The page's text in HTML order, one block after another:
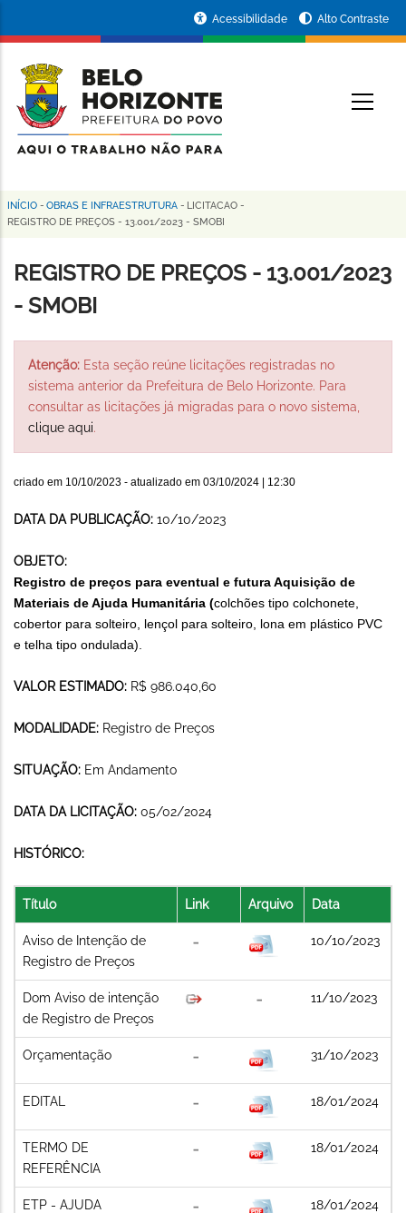
conteúdo
principal
da
Prefeitura
de
Horizonte
Acessibilidade Alto Contraste
Trilha
navegação
INÍCIO - OBRAS E INFRAESTRUTURA - LICITACAO -
REGISTRO DE PREÇOS - 13.001/2023 - SMOBI
REGISTRO DE PREÇOS - 13.001/2023
- SMOBI
Atenção: Esta seção reúne licitações registradas no
sistema anterior da Prefeitura de Belo Horizonte. Para
consultar as licitações já migradas para o novo sistema,
clique aqui.
criado em 10/10/2023 - atualizado em 03/10/2024 | 12:30
DATA DA PUBLICAÇÃO: 10/10/2023
OBJETO:
Registro de preços para eventual e futura Aquisição de
Materiais de Ajuda Humanitária (colchões tipo colchonete,
cobertor para solteiro, lençol para solteiro, lona em plástico PVC
e telha tipo ondulada)
VALOR ESTIMADO: R$ 986.040,60
MODALIDADE: Registro de Preços
SITUAÇÃO: Em Andamento
DATA DA LICITAÇÃO: 05/02/2024
HISTÓRICO:
Título Link Arquivo Data
Aviso de Intenção de
Registro de Preços
10/10/2023
Dom Aviso de intenção
de Registro de Preços
11/10/2023
Orçamentação 31/10/2023
EDITAL 18/01/2024
TERMO DE
REFERÊNCIA
18/01/2024
ETP - AJUDA
18/01/2024